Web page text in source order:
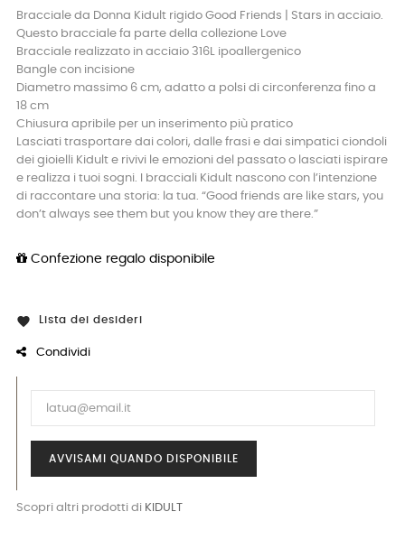
Bracciale da Donna Kidult rigido Good Friends | Stars in acciaio.
Questo bracciale fa parte della collezione Love
Bracciale realizzato in acciaio 316L ipoallergenico
Bangle con incisione
Diametro massimo 6 cm, adatto a polsi di circonferenza fino a
18 cm
Chiusura apribile per un inserimento più pratico
Lasciati trasportare dai colori, dalle frasi e dai simpatici ciondoli
dei gioielli Kidult e rivivi le emozioni del passato o lasciati ispirare
e realizza i tuoi sogni. I bracciali Kidult nascono con l’intenzione
di raccontare una storia: la tua. “Good friends are like stars, you
don’t always see them but you know they are there.”
Confezione regalo disponibile
 Lista dei desideri
Condividi
AVVISAMI QUANDO DISPONIBILE
Scopri altri prodotti di KIDULT